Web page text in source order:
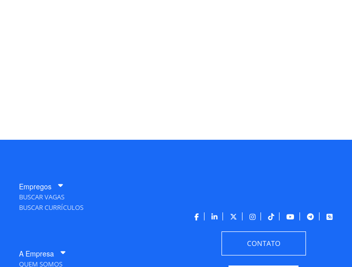
Empregos
BUSCAR VAGAS
BUSCAR CURRÍCULOS
A Empresa
QUEM SOMOS
CONTATO